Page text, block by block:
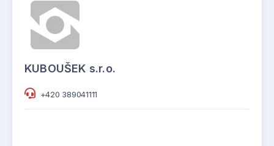
KUBOUŠEK s.r.o.
+420 389041111